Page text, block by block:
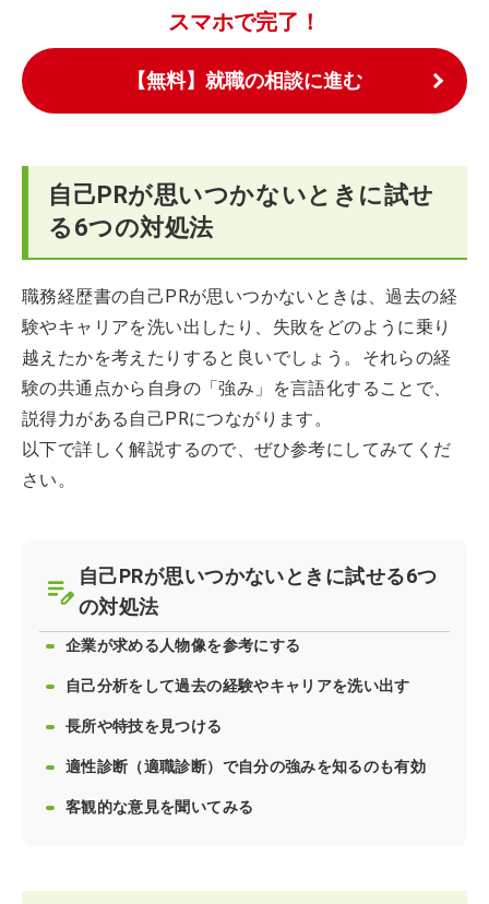
スマホで完了！
【無料】就職の相談に進む
自己PRが思いつかないときに試せ
る6つの対処法
職務経歴書の自己PRが思いつかないときは、過去の経
験やキャリアを洗い出したり、失敗をどのように乗り
越えたかを考えたりすると良いでしょう。それらの経
験の共通点から自身の「強み」を言語化することで、
説得力がある自己PRにつながります。
以下で詳しく解説するので、ぜひ参考にしてみてくだ
さい。
自己PRが思いつかないときに試せる6つ
の対処法
企業が求める人物像を参考にする
自己分析をして過去の経験やキャリアを洗い出す
長所や特技を見つける
適性診断（適職診断）で自分の強みを知るのも有効
客観的な意見を聞いてみる